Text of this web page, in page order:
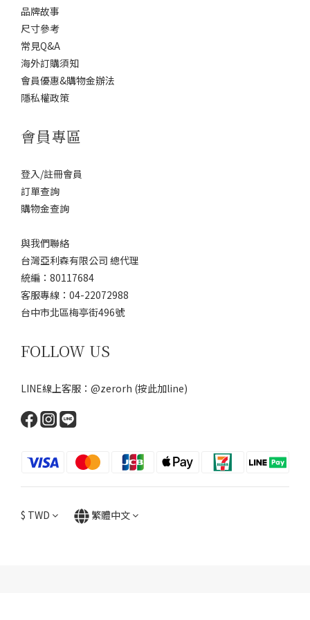
品牌故事
尺寸參考
常見Q&A
海外訂購須知
會員優惠&購物金辦法
隱私權政策
會員專區
登入/註冊會員
訂單查詢
購物金查詢
與我們聯絡
台灣亞利森有限公司 總代理
統編：80117684
客服專線：04-22072988
台中市北區梅亭街496號
FOLLOW US
LINE線上客服：@zerorh (按此加line)
$ TWD 繁體中文